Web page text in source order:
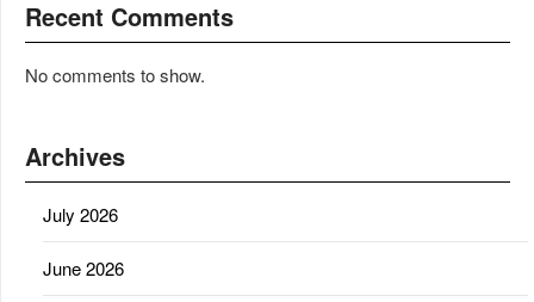
Recent Comments
No comments to show.
Archives
July 2026
June 2026